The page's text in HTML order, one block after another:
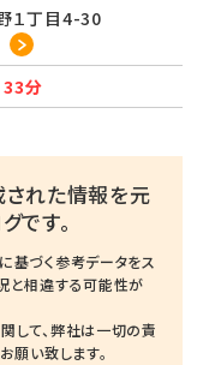
１丁目4-30
33分
れた情報を元
です。
基づく参考データをス
と相違する可能性が
して、弊社は一切の責
願い致します。